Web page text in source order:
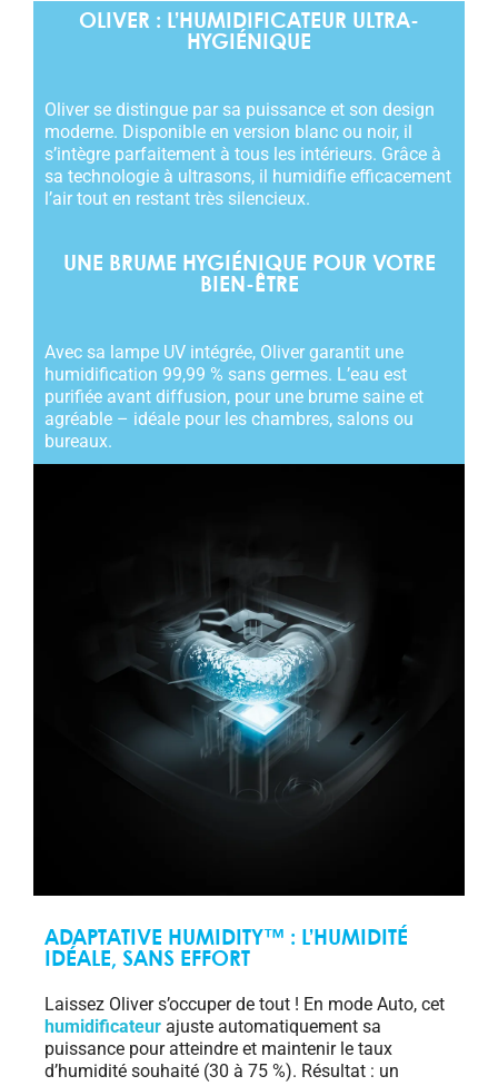
OLIVER : L’HUMIDIFICATEUR ULTRA-
HYGIÉNIQUE
Oliver se distingue par sa puissance et son design
moderne. Disponible en version blanc ou noir, il
s’intègre parfaitement à tous les intérieurs. Grâce à
sa technologie à ultrasons, il humidifie efficacement
l’air tout en restant très silencieux.
UNE BRUME HYGIÉNIQUE POUR VOTRE
BIEN-ÊTRE
Avec sa lampe UV intégrée, Oliver garantit une
humidification 99,99 % sans germes. L’eau est
purifiée avant diffusion, pour une brume saine et
agréable – idéale pour les chambres, salons ou
bureaux.
ADAPTATIVE HUMIDITY™ : L’HUMIDITÉ
IDÉALE, SANS EFFORT
Laissez Oliver s’occuper de tout ! En mode Auto, cet
humidificateur ajuste automatiquement sa
puissance pour atteindre et maintenir le taux
d’humidité souhaité (30 à 75 %). Résultat : un